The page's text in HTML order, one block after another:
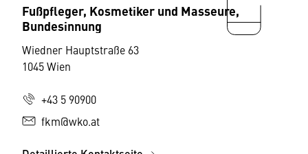
Fußpfleger, Kosmetiker und Masseure,
Bundesinnung
Wiedner Hauptstraße 63
1045 Wien
+43 5 90900
fkm@wko.at